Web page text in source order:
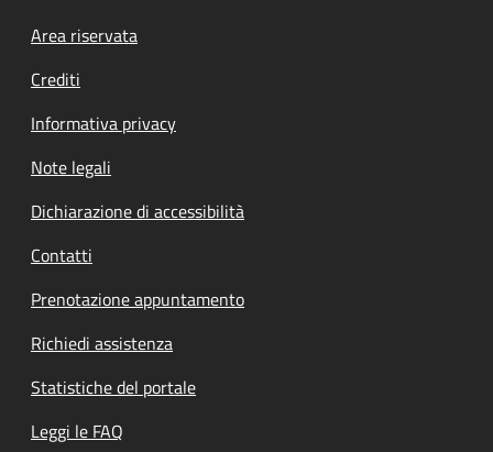
Footer menu
Area riservata
Crediti
Informativa privacy
Note legali
Dichiarazione di accessibilità
Contatti
Prenotazione appuntamento
Richiedi assistenza
Statistiche del portale
Leggi le FAQ